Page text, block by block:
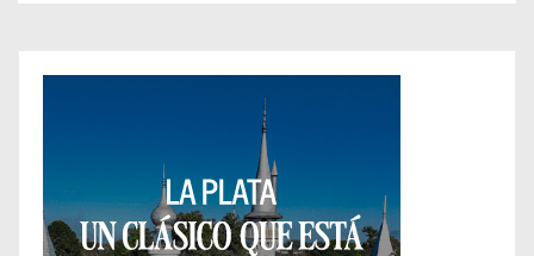
e
c